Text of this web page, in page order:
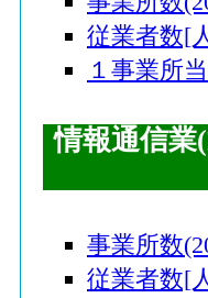
従業者数[
１事業所
情報通信業
事業所数
従業者数[